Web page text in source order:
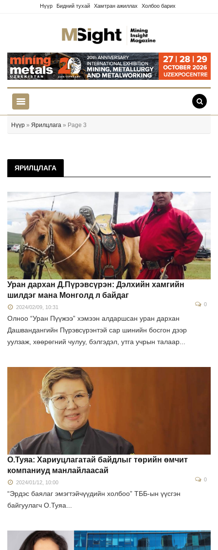
Нүүр Бидний тухай Хамтран ажиллах Холбоо барих
Нүүр » Ярилцлага » Page 3
ЯРИЛЦЛАГА
Уран дархан Д.Пүрэвсүрэн: Дэлхийн хамгийн
шилдэг мана Монголд л байдаг
2024/02/09, 10:31 0
Олноо “Уран Пүүжээ” хэмээн алдаршсан уран дархан
Дашвандангийн Пүрэвсүрэнтэй сар шинийн босгон дээр
уулзаж, хөөрөгний чулуу, бэлгэдэл, утга учрын талаар...
О.Туяа: Хариуцлагатай байдлыг төрийн өмчит
компаниуд манлайлаасай
2024/01/12, 10:00 0
“Эрдэс баялаг эмэгтэйчүүдийн холбоо” ТББ-ын үүсгэн
байгуулагч О.Туяа...